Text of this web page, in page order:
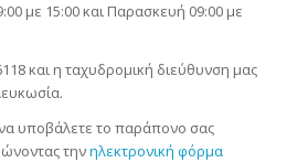
με 15:00 και Παρασκευή 09:00 με
και η ταχυδρομική διεύθυνση μας
υποβάλετε το παράπονο σας
τηνηλεκτρονική φόρμα